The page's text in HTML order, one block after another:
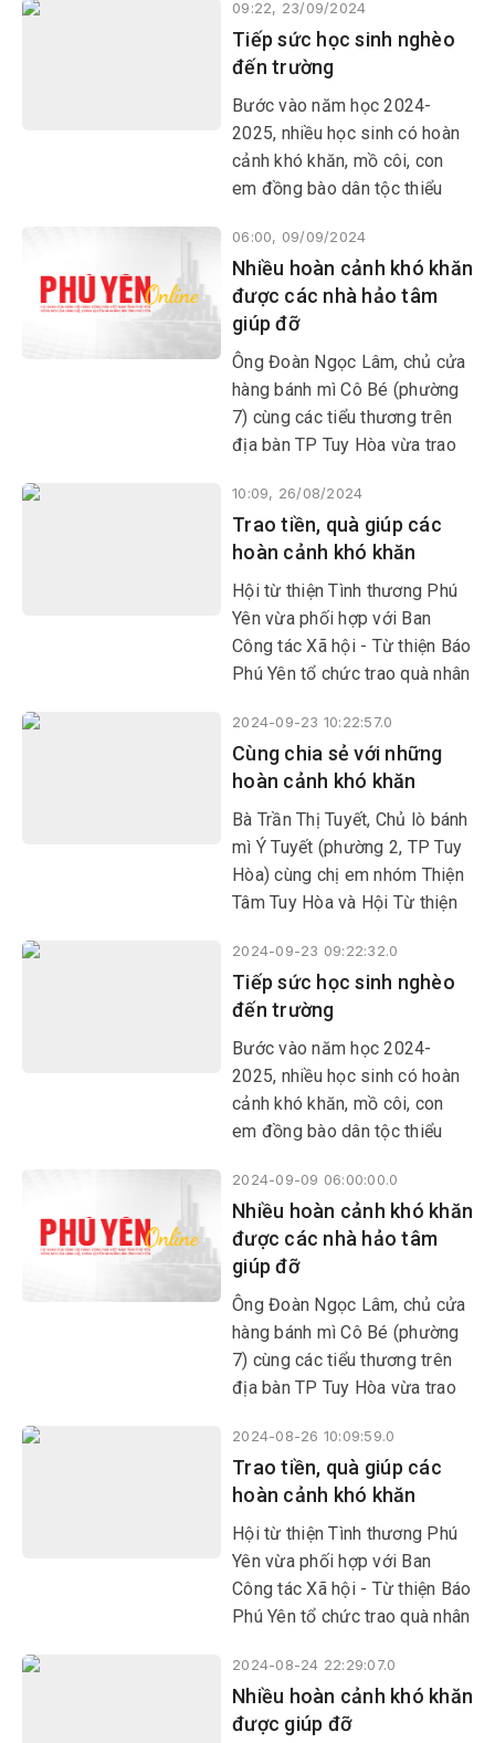
cảnh khó khăn, bệnh đau ở
thôn Nguyên An, xã Sơn
Nguyên, huyện Sơn Hòa.
09:22, 23/09/2024
Tiếp sức học sinh nghèo
đến trường
Bước vào năm học 2024-
2025, nhiều học sinh có hoàn
cảnh khó khăn, mồ côi, con
em đồng bào dân tộc thiểu
hảo tâm trao học bổng, xe
đạp, sách vở…
06:00, 09/09/2024
Nhiều hoàn cảnh khó khăn
được các nhà hảo tâm
giúp đỡ
Ông Đoàn Ngọc Lâm, chủ cửa
hàng bánh mì Cô Bé (phường
7) cùng các tiểu thương trên
địa bàn TP Tuy Hòa vừa trao
cảnh khó khăn, có người đau
bệnh ở huyện Sông Hinh và
Sơn Hòa.
10:09, 26/08/2024
Trao tiền, quà giúp các
hoàn cảnh khó khăn
Hội từ thiện Tình thương Phú
Yên vừa phối hợp với Ban
Công tác Xã hội - Từ thiện Báo
Phú Yên tổ chức trao quà nhân
đặc biệt khó khăn, người
khuyết tật ở các huyện Phú
Hòa, Sơn Hòa, Sông Hinh và
TP Tuy Hòa.
2024-09-23 10:22:57.0
Cùng chia sẻ với những
hoàn cảnh khó khăn
Bà Trần Thị Tuyết, Chủ lò bánh
mì Ý Tuyết (phường 2, TP Tuy
Hòa) cùng chị em nhóm Thiện
Tâm Tuy Hòa và Hội Từ thiện
cảnh khó khăn, bệnh đau ở
thôn Nguyên An, xã Sơn
Nguyên, huyện Sơn Hòa.
2024-09-23 09:22:32.0
Tiếp sức học sinh nghèo
đến trường
Bước vào năm học 2024-
2025, nhiều học sinh có hoàn
cảnh khó khăn, mồ côi, con
em đồng bào dân tộc thiểu
hảo tâm trao học bổng, xe
đạp, sách vở…
2024-09-09 06:00:00.0
Nhiều hoàn cảnh khó khăn
được các nhà hảo tâm
giúp đỡ
Ông Đoàn Ngọc Lâm, chủ cửa
hàng bánh mì Cô Bé (phường
7) cùng các tiểu thương trên
địa bàn TP Tuy Hòa vừa trao
cảnh khó khăn, có người đau
bệnh ở huyện Sông Hinh và
Sơn Hòa.
2024-08-26 10:09:59.0
Trao tiền, quà giúp các
hoàn cảnh khó khăn
Hội từ thiện Tình thương Phú
Yên vừa phối hợp với Ban
Công tác Xã hội - Từ thiện Báo
Phú Yên tổ chức trao quà nhân
đặc biệt khó khăn, người
khuyết tật ở các huyện Phú
Hòa, Sơn Hòa, Sông Hinh và
2024-08-24 22:29:07.0
Nhiều hoàn cảnh khó khăn
được giúp đỡ